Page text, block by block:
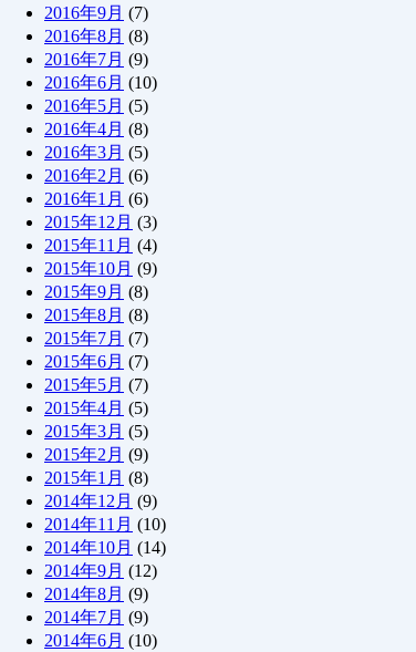
2016年9月 (7)
2016年8月 (8)
2016年7月 (9)
2016年6月 (10)
2016年5月 (5)
2016年4月 (8)
2016年3月 (5)
2016年2月 (6)
2016年1月 (6)
2015年12月 (3)
2015年11月 (4)
2015年10月 (9)
2015年9月 (8)
2015年8月 (8)
2015年7月 (7)
2015年6月 (7)
2015年5月 (7)
2015年4月 (5)
2015年3月 (5)
2015年2月 (9)
2015年1月 (8)
2014年12月 (9)
2014年11月 (10)
2014年10月 (14)
2014年9月 (12)
2014年8月 (9)
2014年7月 (9)
2014年6月 (10)